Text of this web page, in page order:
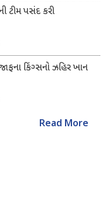
ટીમ પસંદ કરી
કિંગ્સનો ઝહિર ખાન
Read More